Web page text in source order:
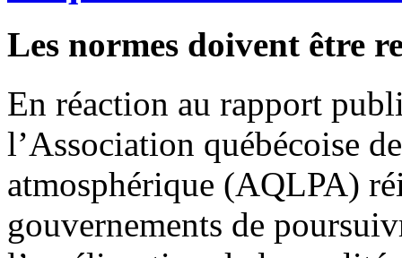
Les normes doivent être
En réaction au rapport
l’Association québécoise
atmosphérique (AQLPA)
gouvernements de